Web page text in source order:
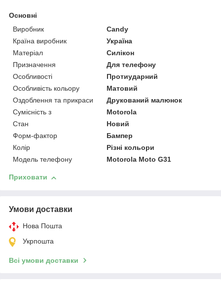
Основні
Виробник
Candy
Країна виробник
Україна
Матеріал
Силікон
Призначення
Для телефону
Особливості
Протиударний
Особливість кольору
Матовий
Оздоблення та прикраси
Друкований малюнок
Сумісність з
Motorola
Стан
Новий
Форм-фактор
Бампер
Колір
Різні кольори
Модель телефону
Motorola Moto G31
Приховати
Умови доставки
Нова Пошта
Укрпошта
Всі умови доставки